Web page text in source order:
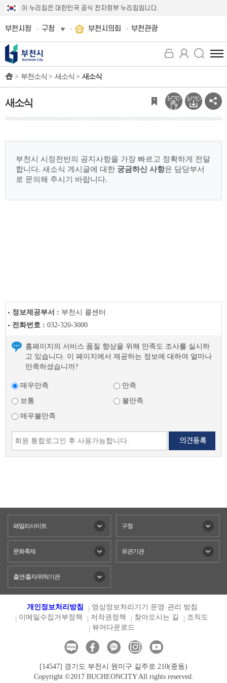
이 누리집은 대한민국 공식 전자정부 누리집입니다.
부천시청 구청 부천시의회 부천관광
전
체
뉴
보
기
> 부천소식 > 새소식 > 새소식
새소식
부천시 시정전반의 공지사항을 가장 빠르고 정확하게 전달
합니다. 새소식 게시글에 대한 궁금하신 사항은 담당부서
로 문의해 주시기 바랍니다.
정보제공부서 : 부천시 콜센터
전화번호 : 032-320-3000
홈페이지의 서비스 품질 향상을 위해 만족도 조사를 실시하
고 있습니다. 이 페이지에서 제공하는 정보에 대하여 얼마나
만족하셨습니까?
매우만족
만족
보통
불만족
매우불만족
패밀리사이트 구청
문화축제 유관기관
출연/출자/위탁기관
개인정보처리방침
영상정보처리기기 운영·관리 방침
이메일수집거부정책
저작권정책 찾아오시는 길
조직도
뷰어다운로드
[14547] 경기도 부천시 원미구 길주로 210(중동)
Copyright ©2017 BUCHEONCITY All rights reserved.